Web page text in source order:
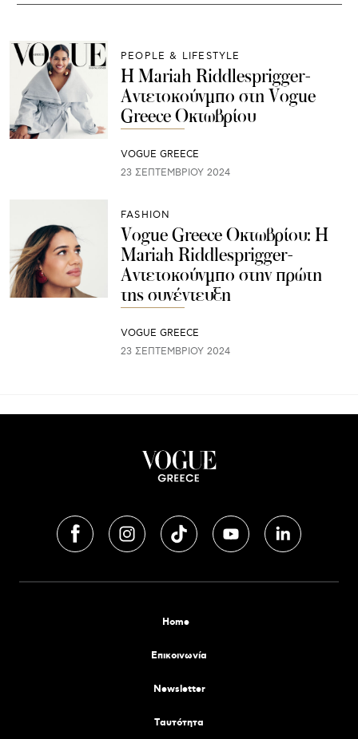
PEOPLE & LIFESTYLE
Η Mariah Riddlesprigger-
Αντετοκούνμπο στη Vogue
Greece Οκτωβρίου
VOGUE GREECE
23 ΣΕΠΤΕΜΒΡΊΟΥ 2024
FASHION
Vogue Greece Οκτωβρίου: Η
Mariah Riddlesprigger-
Αντετοκούνμπο στην πρώτη
της συνέντευξη
VOGUE GREECE
23 ΣΕΠΤΕΜΒΡΊΟΥ 2024
Home
Επικοινωνία
Newsletter
Tαυτότητα